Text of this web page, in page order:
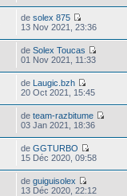
desolex 875
13 Nov 2021, 23:36
deSolex Toucas
01 Nov 2021, 11:33
de Laugic.bzh
20 Oct 2021, 15:45
deteam-razbitume
03 Jan 2021, 18:36
deGGTURBO
15 Déc 2020, 09:58
deguiguisolex
13 Déc 2020, 22:12